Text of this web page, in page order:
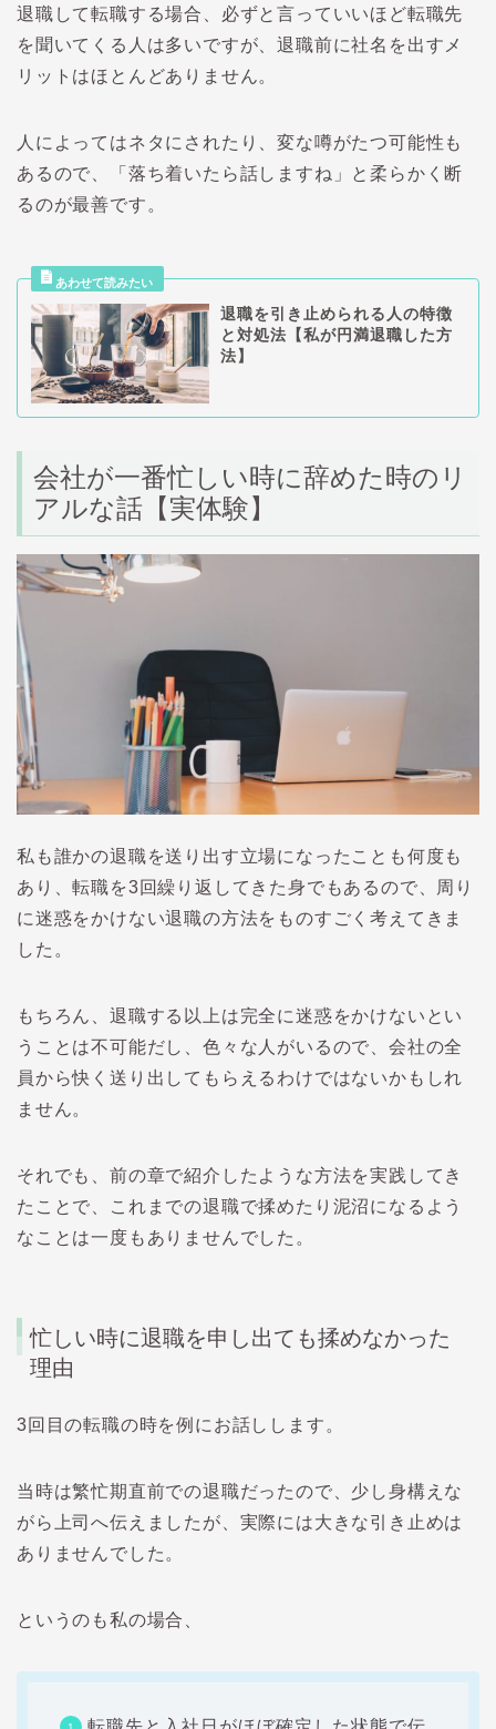
退職して転職する場合、必ずと言っていいほど転職先
を聞いてくる人は多いですが、退職前に社名を出すメ
リットはほとんどありません。
人によってはネタにされたり、変な噂がたつ可能性も
あるので、「落ち着いたら話しますね」と柔らかく断
るのが最善です。
退職を引き止められる人の特徴
と対処法【私が円満退職した方
法】
会社が一番忙しい時に辞めた時のリ
アルな話【実体験】
私も誰かの退職を送り出す立場になったことも何度も
あり、転職を3回繰り返してきた身でもあるので、周り
に迷惑をかけない退職の方法をものすごく考えてきま
した。
もちろん、退職する以上は完全に迷惑をかけないとい
うことは不可能だし、色々な人がいるので、会社の全
員から快く送り出してもらえるわけではないかもしれ
ません。
それでも、前の章で紹介したような方法を実践してき
たことで、これまでの退職で揉めたり泥沼になるよう
なことは一度もありませんでした。
忙しい時に退職を申し出ても揉めなかった
理由
3回目の転職の時を例にお話しします。
当時は繁忙期直前での退職だったので、少し身構えな
がら上司へ伝えましたが、実際には大きな引き止めは
ありませんでした。
というのも私の場合、